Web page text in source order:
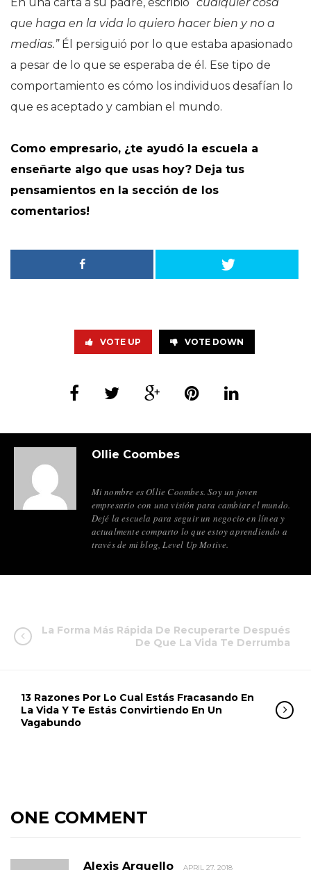
que haga en la vida lo quiero hacer bien y no a
medias.”Él persiguió por lo que estaba apasionado
a pesar de lo que se esperaba de él. Ese tipo de
comportamiento es cómo los individuos desafían lo
que es aceptado y cambian el mundo.
Como empresario, ¿te ayudó la escuela a
enseñarte algo que usas hoy? Deja tus
pensamientos en la sección de los
comentarios!
VOTE UP VOTE DOWN
Ollie Coombes
Mi nombre es Ollie Coombes. Soy un joven
empresario con una visión para cambiar el mundo.
Dejé la escuela para seguir un negocio en línea y
actualmente comparto lo que estoy aprendiendo a
través de mi blog, Level Up Motive.
La Forma Más Rápida De Recuperarte Después
De Que La Vida Te Derrumba
13 Razones Por Lo Cual Estás Fracasando En
La Vida Y Te Estás Convirtiendo En Un
Vagabundo
ONE COMMENT
Alexis Arguello APRIL 27, 2018